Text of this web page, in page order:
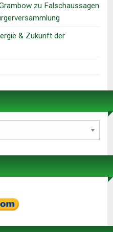
zu Falschaussagen
& Zukunft der